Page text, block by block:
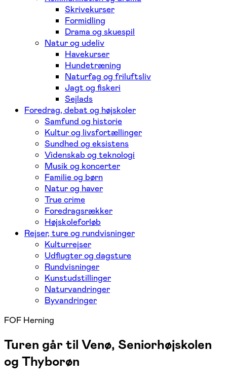
Skrivekurser
Formidling
Drama og skuespil
Natur og udeliv
Havekurser
Hundetræning
Naturfag og friluftsliv
Jagt og fiskeri
Sejlads
Foredrag, debat og højskoler
Samfund og historie
Kultur og livsfortællinger
Sundhed og eksistens
Videnskab og teknologi
Musik og koncerter
Familie og børn
Natur og haver
True crime
Foredragsrækker
Højskoleforløb
Rejser, ture og rundvisninger
Kulturrejser
Udflugter og dagsture
Rundvisninger
Kunstudstillinger
Naturvandringer
Byvandringer
FOF Herning
Turen går til Venø, Seniorhøjskolen
og Thyborøn